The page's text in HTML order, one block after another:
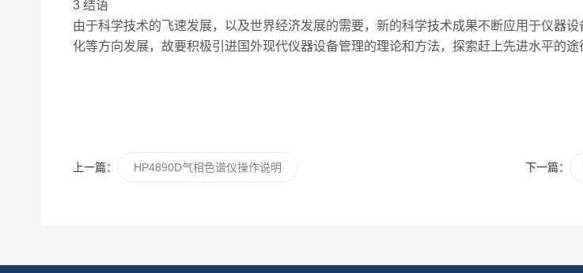
3 结语
由于科学技术的飞速发展，以及世界经济发展的需要，新的科学技术成果不断应用于仪器
化等方向发展，故要积极引进国外现代仪器设备管理的理论和方法，探索赶上先进水平的
上一篇： HP4890D气相色谱仪操作说明 下一篇：